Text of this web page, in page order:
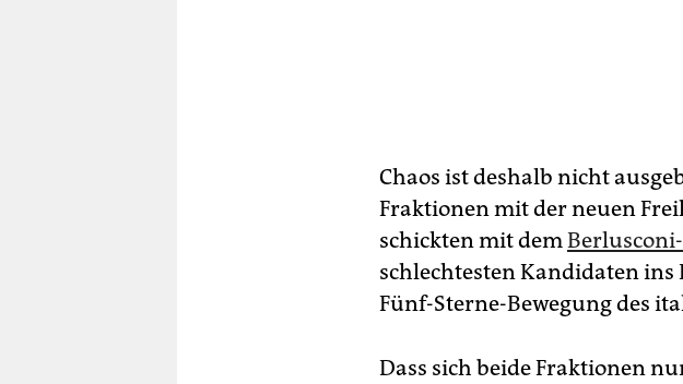
Chaos ist deshalb nicht
Fraktionen mit der neuen
schickten mit dem
schlechtesten Kandidaten
Fünf-Sterne-Bewegung des
Dass sich beide Fraktionen